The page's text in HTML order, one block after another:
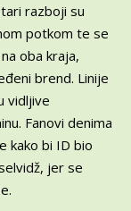
razboji su
potkom te se
oba kraja,
brend. Linije
vidljive
Fanovi denima
kako bi ID bio
jer se